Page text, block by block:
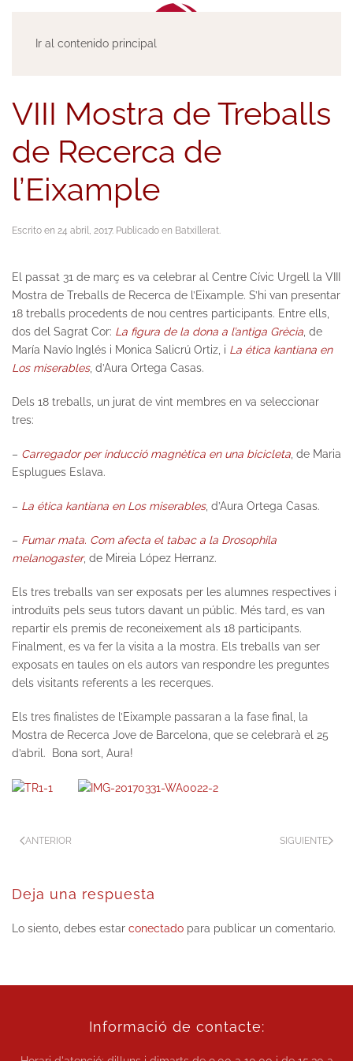
Ir al contenido principal
VIII Mostra de Treballs
de Recerca de
l’Eixample
Escrito en 24 abril, 2017. Publicado en Batxillerat.
El passat 31 de març es va celebrar al Centre Cívic Urgell la VIII
Mostra de Treballs de Recerca de l’Eixample. S’hi van presentar
18 treballs procedents de nou centres participants. Entre ells,
dos del Sagrat Cor: La figura de la dona a l’antiga Grècia , de
María Navío Inglés i Monica Salicrú Ortiz, i La ética kantiana en
Los miserables, d’Aura Ortega Casas.
Dels 18 treballs, un jurat de vint membres en va seleccionar
tres:
– Carregador per inducció magnètica en una bicicleta , de Maria
Esplugues Eslava.
– La ética kantiana en Los miserables, d’Aura Ortega Casas.
– Fumar mata. Com afecta el tabac a la Drosophila
melanogaster, de Mireia López Herranz.
Els tres treballs van ser exposats per les alumnes respectives i
introduïts pels seus tutors davant un públic. Més tard, es van
repartir els premis de reconeixement als 18 participants.
Finalment, es va fer la visita a la mostra. Els treballs van ser
exposats en taules on els autors van respondre les preguntes
dels visitants referents a les recerques.
Els tres finalistes de l’Eixample passaran a la fase final, la
Mostra de Recerca Jove de Barcelona, que se celebrarà el 25
d’abril. Bona sort, Aura!
ANTERIOR SIGUIENTE
Deja una respuesta
Lo siento, debes estar conectado para publicar un comentario.
Informació de contacte: